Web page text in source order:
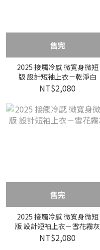
售完
2025 接觸冷感 微寬身微短
版 設計短袖上衣－乾淨白
NT$2,080
售完
2025 接觸冷感 微寬身微短
版 設計短袖上衣－雪花霧灰
NT$2,080